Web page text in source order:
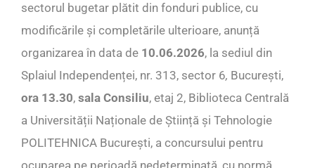
sectorul bugetar plătit din fonduri publice, cu
modificările și completările ulterioare, anunță
organizarea în data de 10.06.2026, la sediul din
Splaiul Independenței, nr. 313, sector 6, București,
ora 13.30, sala Consiliu, etaj 2, Biblioteca Centrală
a Universității Naționale de Știință și Tehnologie
POLITEHNICA București, a concursului pentru